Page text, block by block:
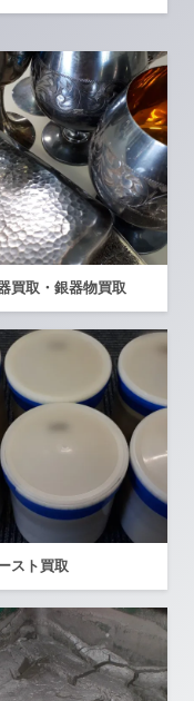
買取・銀器物買取
スト買取